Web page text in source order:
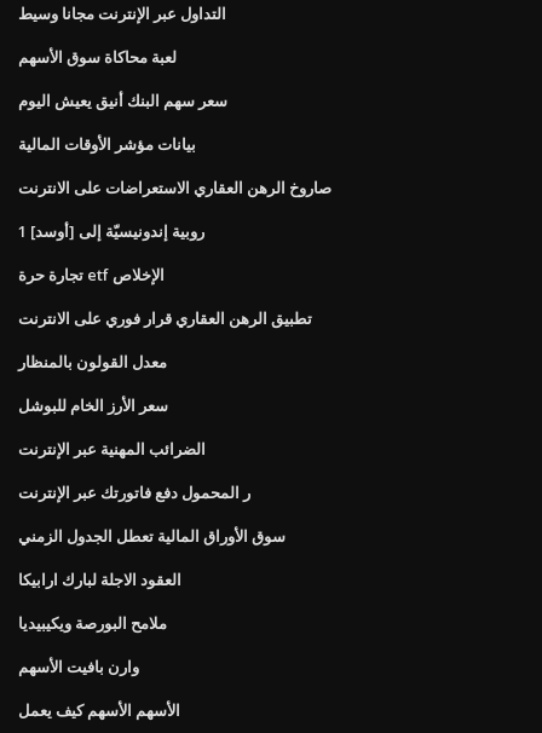
التداول عبر الإنترنت مجانا وسيط
لعبة محاكاة سوق الأسهم
سعر سهم البنك أنيق يعيش اليوم
بيانات مؤشر الأوقات المالية
صاروخ الرهن العقاري الاستعراضات على الانترنت
1 روبية إندونيسيّة إلى [أوسد]
تجارة حرة etf الإخلاص
تطبيق الرهن العقاري قرار فوري على الانترنت
معدل القولون بالمنظار
سعر الأرز الخام للبوشل
الضرائب المهنية عبر الإنترنت
ر المحمول دفع فاتورتك عبر الإنترنت
سوق الأوراق المالية تعطل الجدول الزمني
العقود الاجلة لبارك ارابيكا
ملامح البورصة ويكيبيديا
وارن بافيت الأسهم
الأسهم الأسهم كيف يعمل